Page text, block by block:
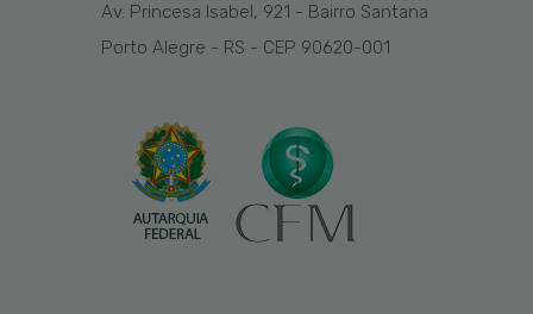
Av. Princesa Isabel, 921 - Bairro Santana
Porto Alegre - RS - CEP 90620-001